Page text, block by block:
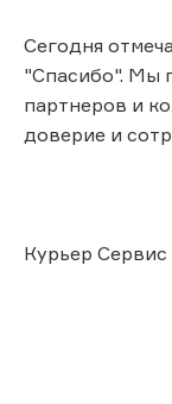
Сегодня
"Спасибо". Мы
партнеров и
доверие и
Курьер Сервис